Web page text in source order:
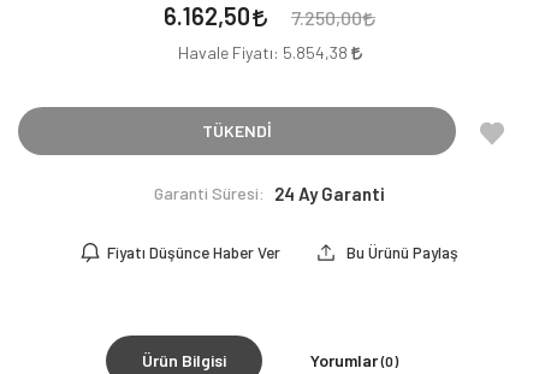
6.162,50 7.250,00
Havale Fiyatı: 5.854,38
TÜKENDİ
Garanti Süresi: 24 Ay Garanti
Fiyatı Düşünce Haber Ver Bu Ürünü Paylaş
Ürün Bilgisi Yorumlar(0)